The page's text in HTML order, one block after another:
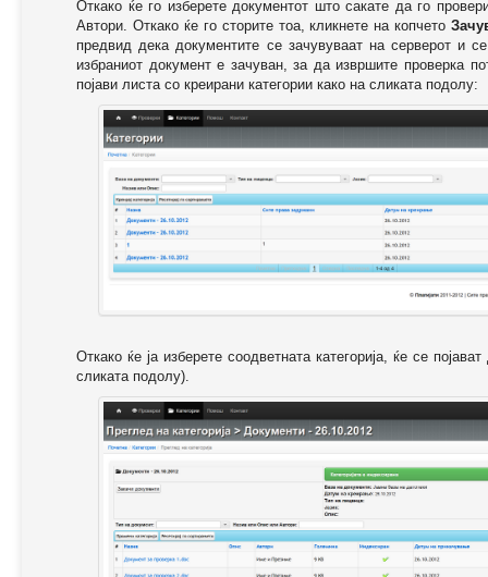
Откако ќе го изберете документот што сакате да го
Автори. Откако ќе го сторите тоа, кликнете на копчето
предвид дека документите се зачувуваат на серверот и
избраниот документ е зачуван, за да извршите проверка
појави листа со креирани категории како на сликата подолу:
Откако ќе ја изберете соодветната категорија, ќе се
сликата подолу).